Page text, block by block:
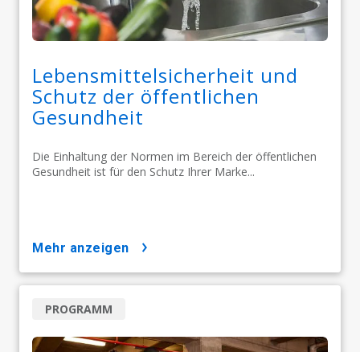
Lebensmittelsicherheit und
Schutz der öffentlichen
Gesundheit
Die Einhaltung der Normen im Bereich der öffentlichen
Gesundheit ist für den Schutz Ihrer Marke...
mehr anzeigen
PROGRAMM